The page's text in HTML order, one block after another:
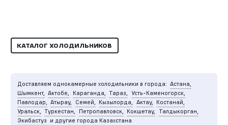
КАТАЛОГ ХОЛОДИЛЬНИКОВ
Доставляем однокамерные холодильники в города: Астана,
Шымкент, Актобе, Караганда, Тараз, Усть-Каменогорск,
Павлодар, Атырау, Семей, Кызылорда, Актау, Костанай,
Уральск, Туркестан, Петропавловск, Кокшетау,
Талдыкорган,
Экибастуз и другие города Казахстана